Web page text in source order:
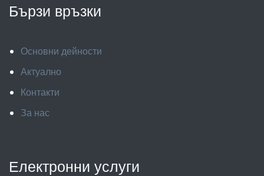
Бързи връзки
Основни дейности
Актуално
Контакти
За нас
Електронни услуги